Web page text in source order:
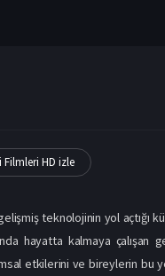
Filmleri HD izle
teknolojinin yol
hayatta kalmaya çalışan
etkilerini ve bireylerin bu